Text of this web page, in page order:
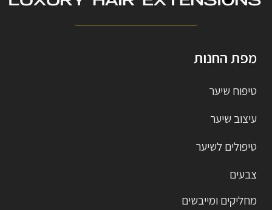
מפת החנות
טיפוח שיער
עיצוב שיער
טיפולים לשיער
צבעים
מחליקים ומייבשים